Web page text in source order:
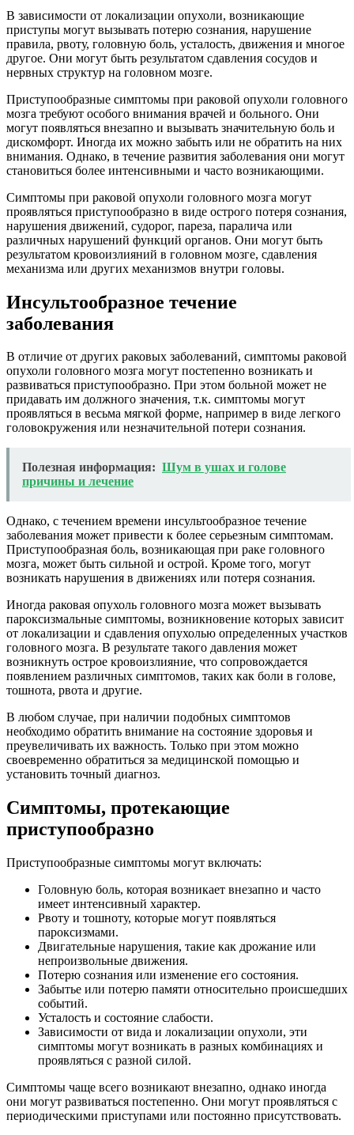
В зависимости от локализации опухоли, возникающие
приступы могут вызывать потерю сознания, нарушение
правила, рвоту, головную боль, усталость, движения и многое
другое. Они могут быть результатом сдавления сосудов и
нервных структур на головном мозге.
Приступообразные симптомы при раковой опухоли головного
мозга требуют особого внимания врачей и больного. Они
могут появляться внезапно и вызывать значительную боль и
дискомфорт. Иногда их можно забыть или не обратить на них
внимания. Однако, в течение развития заболевания они могут
становиться более интенсивными и часто возникающими.
Симптомы при раковой опухоли головного мозга могут
проявляться приступообразно в виде острого потеря сознания,
нарушения движений, судорог, пареза, паралича или
различных нарушений функций органов. Они могут быть
результатом кровоизлияний в головном мозге, сдавления
механизма или других механизмов внутри головы.
Инсультообразное течение
заболевания
В отличие от других раковых заболеваний, симптомы раковой
опухоли головного мозга могут постепенно возникать и
развиваться приступообразно. При этом больной может не
придавать им должного значения, т.к. симптомы могут
проявляться в весьма мягкой форме, например в виде легкого
головокружения или незначительной потери сознания.
Полезная информация: Шум в ушах и голове
причины и лечение
Однако, с течением времени инсультообразное течение
заболевания может привести к более серьезным симптомам.
Приступообразная боль, возникающая при раке головного
мозга, может быть сильной и острой. Кроме того, могут
возникать нарушения в движениях или потеря сознания.
Иногда раковая опухоль головного мозга может вызывать
пароксизмальные симптомы, возникновение которых зависит
от локализации и сдавления опухолью определенных участков
головного мозга. В результате такого давления может
возникнуть острое кровоизлияние, что сопровождается
появлением различных симптомов, таких как боли в голове,
тошнота, рвота и другие.
В любом случае, при наличии подобных симптомов
необходимо обратить внимание на состояние здоровья и
преувеличивать их важность. Только при этом можно
своевременно обратиться за медицинской помощью и
установить точный диагноз.
Симптомы, протекающие
приступообразно
Приступообразные симптомы могут включать:
Головную боль, которая возникает внезапно и часто
имеет интенсивный характер.
Рвоту и тошноту, которые могут появляться
пароксизмами.
Двигательные нарушения, такие как дрожание или
непроизвольные движения.
Потерю сознания или изменение его состояния.
Забытье или потерю памяти относительно происшедших
событий.
Усталость и состояние слабости.
Зависимости от вида и локализации опухоли, эти
симптомы могут возникать в разных комбинациях и
проявляться с разной силой.
Симптомы чаще всего возникают внезапно, однако иногда
они могут развиваться постепенно. Они могут проявляться с
периодическими приступами или постоянно присутствовать.